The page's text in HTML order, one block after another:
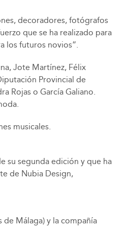
decoradores, fotógrafos
que se ha realizado para
los futuros novios”.
Jote Martínez, Félix
Provincial de
Rojas o García Galiano.
musicales.
su segunda edición y que ha
de Nubia Design,
de Málaga) y la compañía